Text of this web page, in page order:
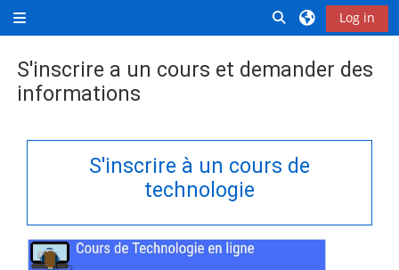
Side panel
Toggle search
Log in
S'inscrire a un cours et demander des
informations
S'inscrire à un cours de
technologie